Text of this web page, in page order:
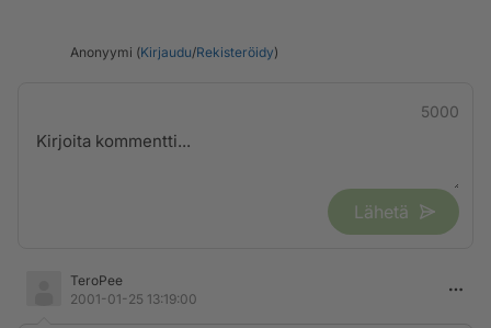
Anonyymi (Kirjaudu/Rekisteröidy)
5000
Lähetä
TeroPee
2001-01-25 13:19:00